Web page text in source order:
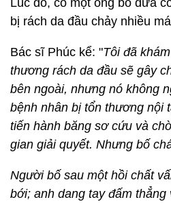
Lúc đó, có một ông bố đưa
bị rách da đầu chảy nhiều
Bác sĩ Phúc kể: "Tôi đã
thương rách da đầu sẽ gây
bên ngoài, nhưng nó không
bệnh nhân bị tổn thương nội
tiến hành băng sơ cứu và
gian giải quyết. Nhưng bố
Người bố sau một hồi chất
bới; anh dang tay đấm thẳng